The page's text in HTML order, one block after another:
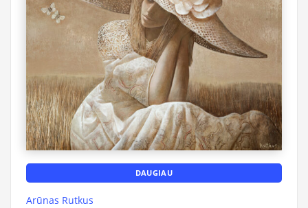
DAUGIAU
Arūnas Rutkus